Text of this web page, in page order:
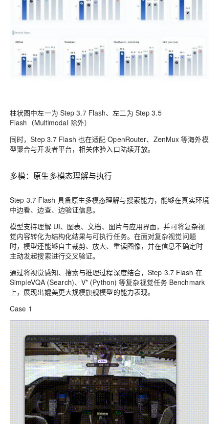
柱状图中左一为 Step 3.7 Flash、左二为 Step 3.5
Flash（Multimodal 除外）
同时，Step 3.7 Flash 也在适配 OpenRouter、ZenMux 等海外模
型聚合与开发者平台，相关体验入口陆续开放。
多模：原生多模态理解与执行
Step 3.7 Flash 具备原生多模态理解与搜索能力，能够在真实环境
中边看、边查、边验证信息。
模型支持理解 UI、图表、文档、图片与应用界面，并可将复杂视
觉内容转化为结构化结果与可执行任务。在面对复杂视觉问题
时，模型还能够自主裁剪、放大、重读图像，并在信息不确定时
主动发起搜索进行交叉验证。
通过将视觉感知、搜索与推理过程深度结合，Step 3.7 Flash 在
SimpleVQA (Search)、V* (Python) 等复杂视觉任务 Benchmark
上，展现出媲美更大规模旗舰模型的能力表现。
Case 1